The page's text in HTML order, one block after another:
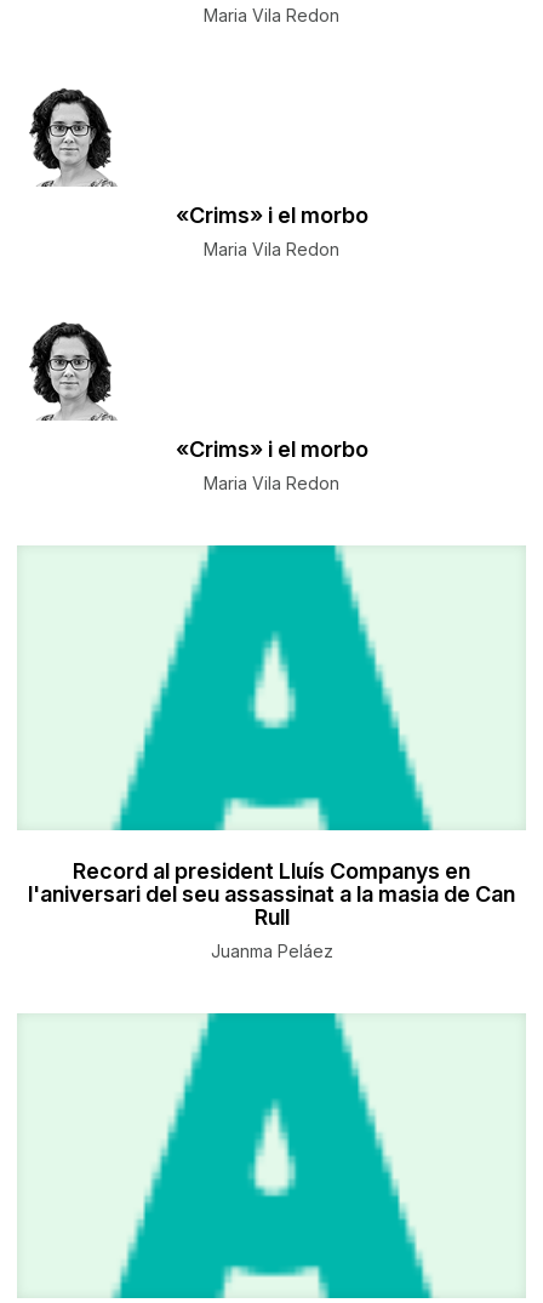
Maria Vila Redon
«Crims» i el morbo
Maria Vila Redon
«Crims» i el morbo
Maria Vila Redon
Record al president Lluís Companys en
l'aniversari del seu assassinat a la masia de Can
Rull
Juanma Peláez